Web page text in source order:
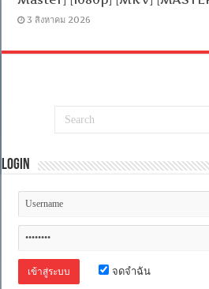
3 สิงหาคม 2026
Login
จดจำฉัน